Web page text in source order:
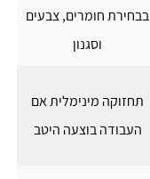
בבחירת חומרים, צבעים
וסגנון
תחזוקה מינימלית אם
העבודה בוצעה היטב